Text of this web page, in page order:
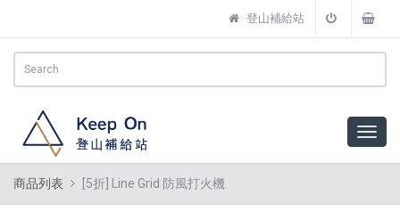
登山補給站
商品列表 [5折] Line Grid 防風打火機